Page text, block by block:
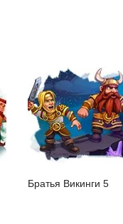
Братья Викинги 5